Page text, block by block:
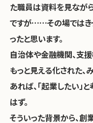
た職員は資料を見なが
ですが……その場ではき
ったと思います。
自治体や金融機関、支
もっと見える化された、
あれば、「起業したい」
はず。
そういった背景から、